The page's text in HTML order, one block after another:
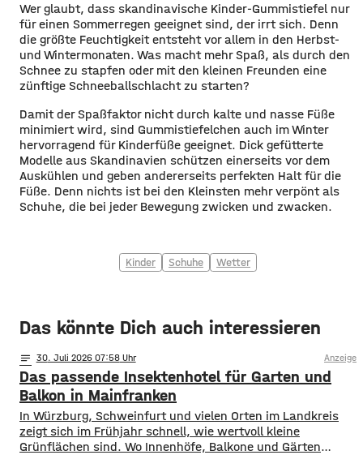
Wer glaubt, dass skandinavische Kinder-Gummistiefel nur
für einen Sommerregen geeignet sind, der irrt sich. Denn
die größte Feuchtigkeit entsteht vor allem in den Herbst-
und Wintermonaten. Was macht mehr Spaß, als durch den
Schnee zu stapfen oder mit den kleinen Freunden eine
zünftige Schneeballschlacht zu starten?
Damit der Spaßfaktor nicht durch kalte und nasse Füße
minimiert wird, sind Gummistiefelchen auch im Winter
hervorragend für Kinderfüße geeignet. Dick gefütterte
Modelle aus Skandinavien schützen einerseits vor dem
Auskühlen und geben andererseits perfekten Halt für die
Füße. Denn nichts ist bei den Kleinsten mehr verpönt als
Schuhe, die bei jeder Bewegung zwicken und zwacken.
Kinder Schuhe Wetter
Das könnte Dich auch interessieren
notes 30. Juli 2026 07:58 Anzeige
Das passende Insektenhotel für Garten und
Balkon in Mainfranken
In Würzburg, Schweinfurt und vielen Orten im Landkreis
zeigt sich im Frühjahr schnell, wie wertvoll kleine
Grünflächen sind. Wo Innenhöfe, Balkone und Gärten